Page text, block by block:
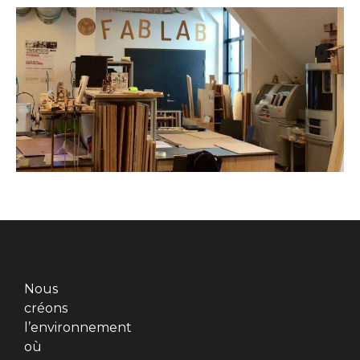
Nous
créons
l’environnement
où